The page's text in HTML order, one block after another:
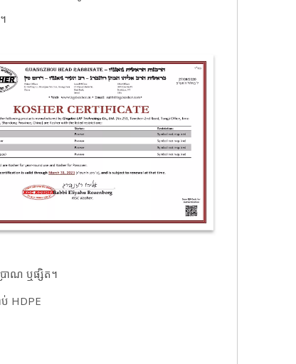
រាណ ឬផ្សិត។
HDPE